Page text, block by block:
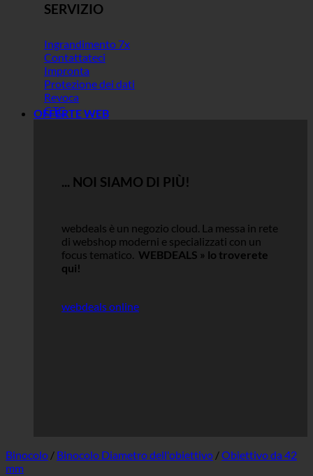
SERVIZIO
Ingrandimento 7x
Contattateci
Impronta
Protezione dei dati
Revoca
GTC
OFFERTE WEB
... NOI SIAMO DI PIÙ!
webdeals è un negozio cloud. La messa in rete
di webshop moderni e specializzati con un
focus tematico. WEBDEALS » lo troverete
qui!
webdeals online
Binocolo / Binocolo Diametro dell'obiettivo /Obiettivo da 42
mm